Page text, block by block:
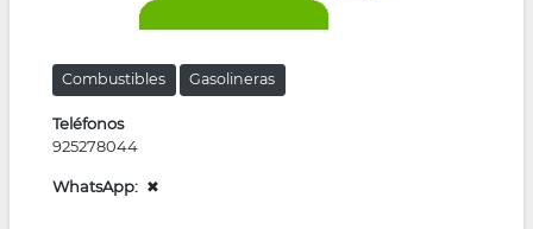
Combustibles Gasolineras
Teléfonos
925278044
WhatsApp ✖